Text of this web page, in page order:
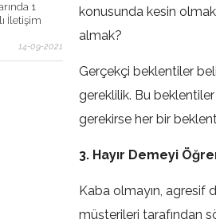
1
İletişim
14-09-2021
konusunda kesin
almak?
Gerçekçi beklentiler
gereklilik. Bu
gerekirse her bir
3. Hayır Demeyi
Kaba olmayın, agresif
müşterileri tarafından